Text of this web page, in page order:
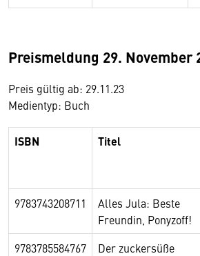
Preismeldung 29. November
Preis gültig ab: 29.11.23
Medientyp: Buch
ISBN Titel
9783743208711
Alles Jula: Beste
Freundin, Ponyzoff!
9783785584767
Der zuckersüße